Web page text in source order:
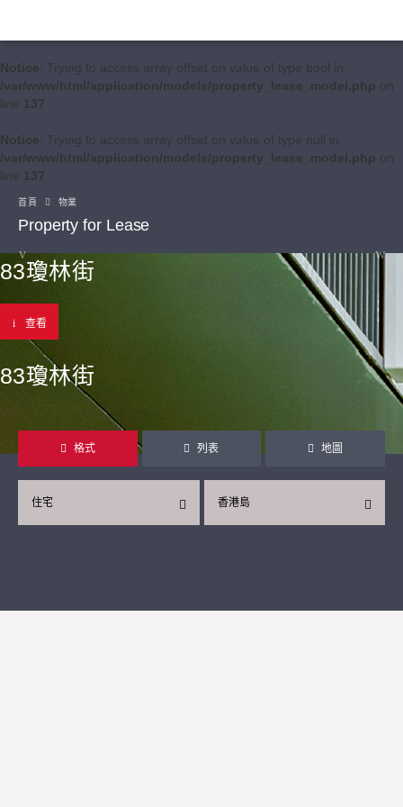
Notice: Trying to access array offset on value of type bool in
/var/www/html/application/models/property_lease_model.php on
line 137
Notice: Trying to access array offset on value of type null in
/var/www/html/application/models/property_lease_model.php on
line 137
首頁 物業
Property for Lease
83瓊林街
查看
83瓊林街
格式 列表 地圖
香港島
住宅